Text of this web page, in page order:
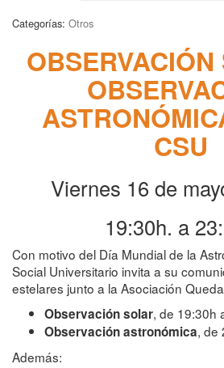
Categorías: Otros
CSU
Viernes 16 de
19:30h. a
Con motivo del Día Mundial de la
Social Universitario invita a su
estelares junto a la Asociación
Observación solar, de 19:30h
Observación astronómica, de
Además: